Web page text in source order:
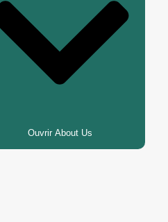
Ouvrir About Us